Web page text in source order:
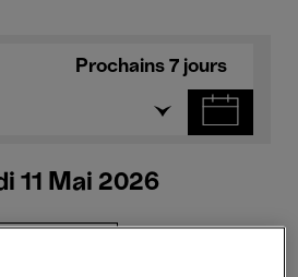
Prochains 7 jours
11 Mai 2026